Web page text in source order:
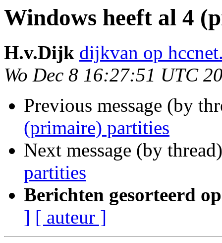
Windows heeft al 4
H.v.Dijk dijkvan op
Wo Dec 8 16:27:51 UTC
Previous message (by
(primaire) partities
Next message (by
partities
Berichten gesorteerd
] [ auteur ]